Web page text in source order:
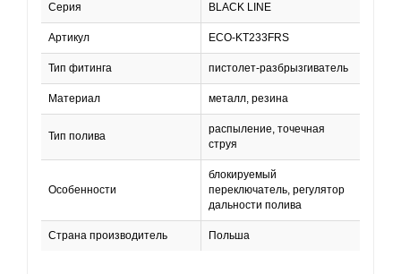
Серия BLACK LINE
Артикул ECO-KT233FRS
Тип фитинга пистолет-разбрызгиватель
Материал металл, резина
Тип полива
распыление, точечная
струя
Особенности
блокируемый
переключатель, регулятор
дальности полива
Страна производитель Польша